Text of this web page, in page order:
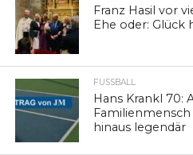
Franz Hasil vor
Ehe oder: Glück
FUSSBALL
Hans Krankl 70:
hinaus legendär